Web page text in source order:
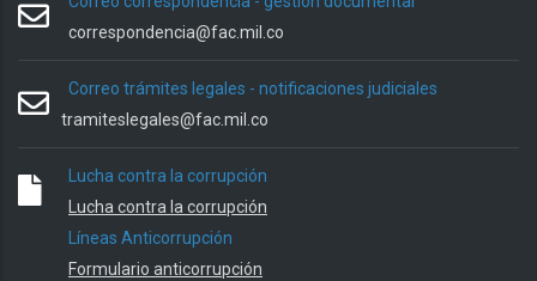
correspondencia@fac.mil.co
Correo trámites legales - notificaciones judiciales
tramiteslegales@fac.mil.co
Lucha contra la corrupción
Lucha contra la corrupción
Líneas Anticorrupción
Formulario anticorrupción